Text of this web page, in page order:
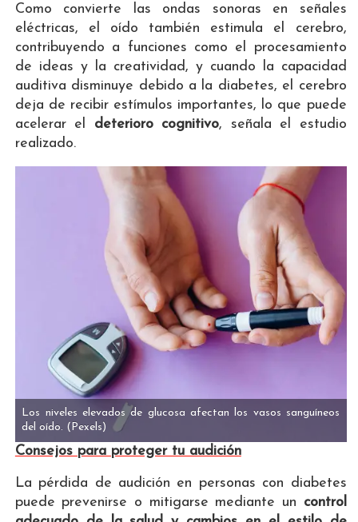
Como convierte las ondas sonoras en señales
eléctricas, el oído también estimula el cerebro,
contribuyendo a funciones como el procesamiento
de ideas y la creatividad, y cuando la capacidad
auditiva disminuye debido a la diabetes, el cerebro
deja de recibir estímulos importantes, lo que puede
acelerar el deterioro cognitivo, señala el estudio
realizado.
Los niveles elevados de glucosa afectan los vasos sanguíneos
del oído. (Pexels)
Consejos para proteger tu audición
La pérdida de audición en personas con diabetes
puede prevenirse o mitigarse mediante un control